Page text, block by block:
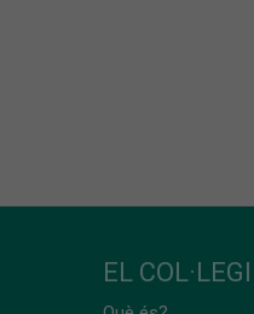
EL COL·LEGI